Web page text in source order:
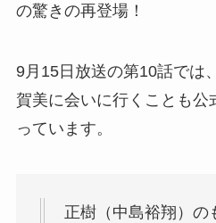
の驚きの再登場！
9月15日放送の第10話では
賀美に会いに行くことも公
っています。
正樹（中島裕翔）の